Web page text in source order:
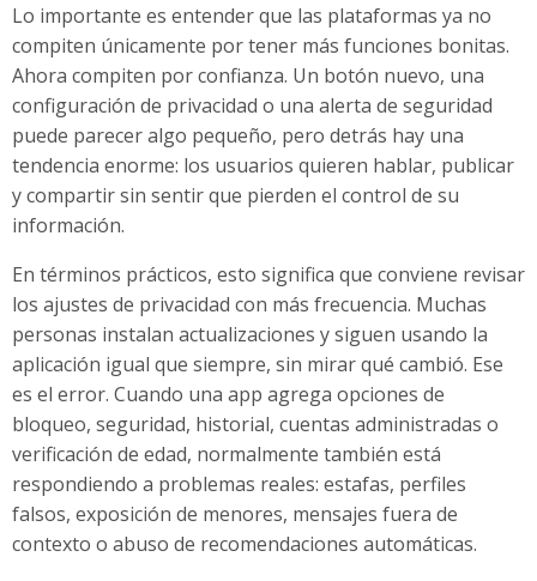
Lo importante es entender que las plataformas ya no
compiten únicamente por tener más funciones bonitas.
Ahora compiten por confianza. Un botón nuevo, una
configuración de privacidad o una alerta de seguridad
puede parecer algo pequeño, pero detrás hay una
tendencia enorme: los usuarios quieren hablar, publicar
y compartir sin sentir que pierden el control de su
información.
En términos prácticos, esto significa que conviene revisar
los ajustes de privacidad con más frecuencia. Muchas
personas instalan actualizaciones y siguen usando la
aplicación igual que siempre, sin mirar qué cambió. Ese
es el error. Cuando una app agrega opciones de
bloqueo, seguridad, historial, cuentas administradas o
verificación de edad, normalmente también está
respondiendo a problemas reales: estafas, perfiles
falsos, exposición de menores, mensajes fuera de
contexto o abuso de recomendaciones automáticas.